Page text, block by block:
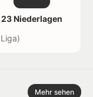
23 Niederlagen
Mehr sehen